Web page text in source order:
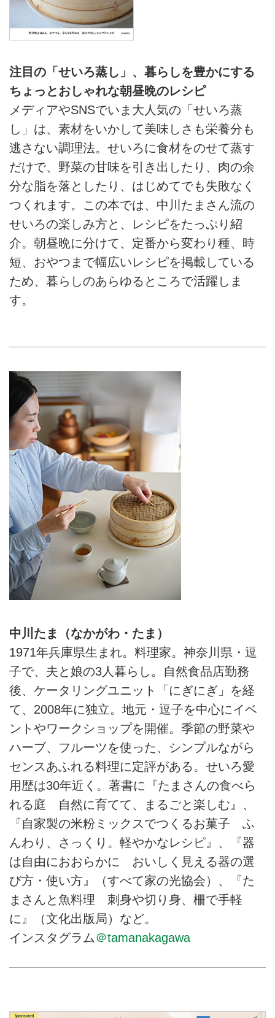
注目の「せいろ蒸し」、暮らしを豊かにする
ちょっとおしゃれな朝昼晩のレシピ
メディアやSNSでいま大人気の「せいろ蒸
し」は、素材をいかして美味しさも栄養分も
逃さない調理法。せいろに食材をのせて蒸す
だけで、野菜の甘味を引き出したり、肉の余
分な脂を落としたり、はじめてでも失敗なく
つくれます。この本では、中川たまさん流の
せいろの楽しみ方と、レシピをたっぷり紹
介。朝昼晩に分けて、定番から変わり種、時
短、おやつまで幅広いレシピを掲載している
ため、暮らしのあらゆるところで活躍しま
す。
中川たま（なかがわ・たま）
1971年兵庫県生まれ。料理家。神奈川県・逗
子で、夫と娘の3人暮らし。自然食品店勤務
後、ケータリングユニット「にぎにぎ」を経
て、2008年に独立。地元・逗子を中心にイベ
ントやワークショップを開催。季節の野菜や
ハーブ、フルーツを使った、シンプルながら
センスあふれる料理に定評がある。せいろ愛
用歴は30年近く。著書に『たまさんの食べら
れる庭 自然に育てて、まるごと楽しむ』、
『自家製の米粉ミックスでつくるお菓子 ふ
んわり、さっくり。軽やかなレシピ』、『器
は自由におおらかに おいしく見える器の選
び方・使い方』（すべて家の光協会）、『た
まさんと魚料理 刺身や切り身、柵で手軽
に』（文化出版局）など。
インスタグラム＠tamanakagawa